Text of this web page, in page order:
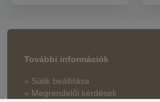
További információk
» Sütik beállítása
» Megrendelői kérdések